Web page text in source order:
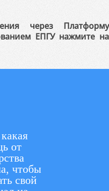
через Платформу
ЕПГУ нажмите на
от
чтобы
свой